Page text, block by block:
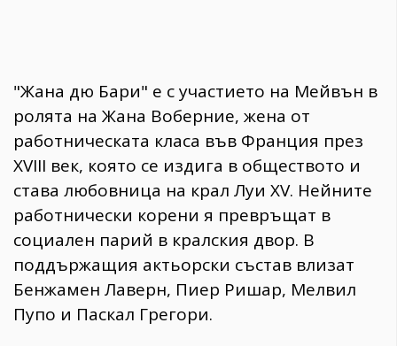
"Жана дю Бари" е с участието на Мейвън в
ролята на Жана Воберние, жена от
работническата класа във Франция през
XVIII век, която се издига в обществото и
става любовница на крал Луи XV. Нейните
работнически корени я превръщат в
социален парий в кралския двор. В
поддържащия актьорски състав влизат
Бенжамен Лаверн, Пиер Ришар, Мелвил
Пупо и Паскал Грегори.